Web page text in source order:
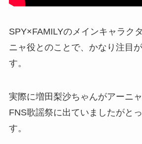
SPY×FAMILYのメインキャラク
ニャ役とのことで、かなり注目
す。
実際に増田梨沙ちゃんがアーニャ
FNS歌謡祭に出ていましたがと
す。